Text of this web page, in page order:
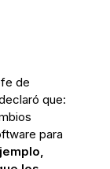
de
que:
para